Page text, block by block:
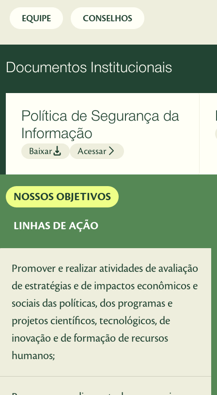
EQUIPE CONSELHOS
Documentos Institucionais
Política de Segurança da
Informação
Baixar Acessar
NOSSOS OBJETIVOS
LINHAS DE AÇÃO
Promover e realizar atividades de avaliação
de estratégias e de impactos econômicos e
sociais das políticas, dos programas e
projetos científicos, tecnológicos, de
inovação e de formação de recursos
humanos;